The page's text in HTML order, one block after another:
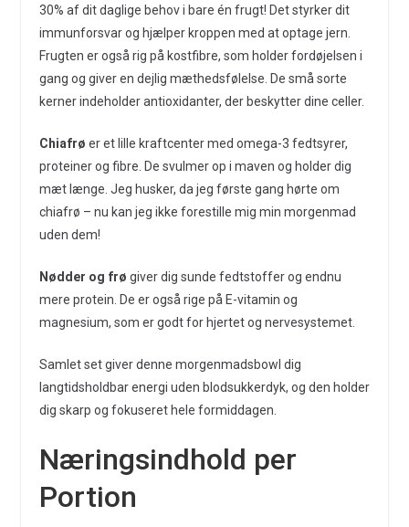
30% af dit daglige behov i bare én frugt! Det styrker dit
immunforsvar og hjælper kroppen med at optage jern.
Frugten er også rig på kostfibre, som holder fordøjelsen i
gang og giver en dejlig mæthedsfølelse. De små sorte
kerner indeholder antioxidanter, der beskytter dine celler.
Chiafrø er et lille kraftcenter med omega-3 fedtsyrer,
proteiner og fibre. De svulmer op i maven og holder dig
mæt længe. Jeg husker, da jeg første gang hørte om
chiafrø – nu kan jeg ikke forestille mig min morgenmad
uden dem!
Nødder og frø giver dig sunde fedtstoffer og endnu
mere protein. De er også rige på E-vitamin og
magnesium, som er godt for hjertet og nervesystemet.
Samlet set giver denne morgenmadsbowl dig
langtidsholdbar energi uden blodsukkerdyk, og den holder
dig skarp og fokuseret hele formiddagen.
Næringsindhold per
Portion